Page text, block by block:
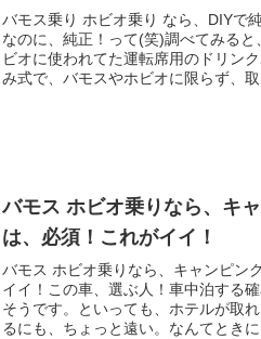
バモス乗り ホビオ乗り なら、DIYで
なのに、純正！って(笑)調べてみる
ビオに使われてた運転席用のドリン
み式で、バモスやホビオに限らず、取
バモス ホビオ乗りなら、キ
は、必須！これがイイ！
バモス ホビオ乗りなら、キャンピン
イイ！この車、選ぶ人！車中泊する
そうです。といっても、ホテルが取
るにも、ちょっと遠い。なんてとき